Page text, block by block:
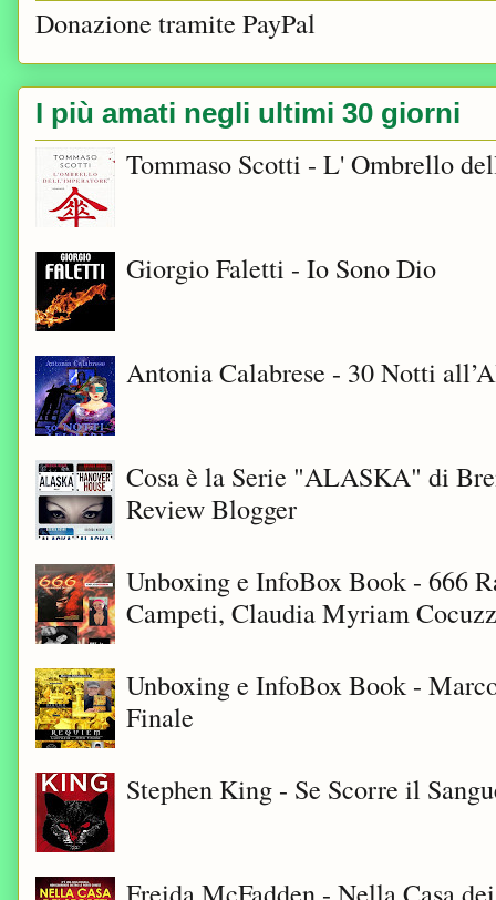
Donazione tramite PayPal
I più amati negli ultimi 30 giorni
Tommaso Scotti - L' Ombrello
Giorgio Faletti - Io Sono Dio
Antonia Calabrese - 30 Notti
Cosa è la Serie "ALASKA" di
Review Blogger
Unboxing e InfoBox Book - 666
Campeti, Claudia Myriam
Unboxing e InfoBox Book -
Finale
Stephen King - Se Scorre il
Freida McFadden - Nella Casa